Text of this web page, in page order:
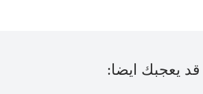
قد يعجبك ايضا: